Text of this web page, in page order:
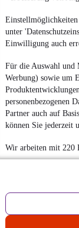
unter
Einwilligung auch
Für die Auswahl und
Werbung) sowie um
personenbezogenen
Partner auch auf
können Sie jederzeit
Wir arbeiten mit 220